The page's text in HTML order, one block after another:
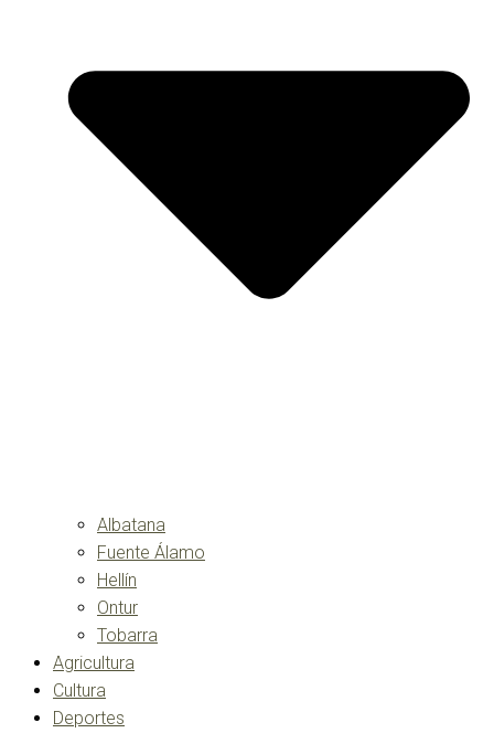
Albatana
Fuente Álamo
Hellín
Ontur
Tobarra
Agricultura
Cultura
Deportes